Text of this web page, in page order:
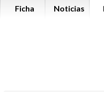
Ficha Noticias